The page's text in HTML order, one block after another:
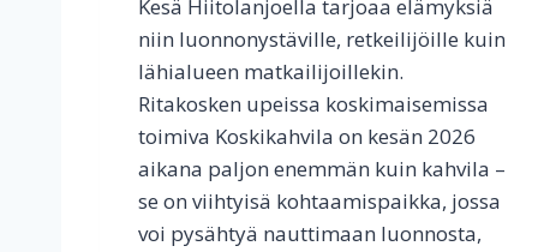
J
U
M
A
A
N
P
A
Kesä Hiitolanjoella tarjoaa elämyksiä
niin luonnonystäville, retkeilijöille kuin
lähialueen matkailijoillekin.
Ritakosken upeissa koskimaisemissa
toimiva Koskikahvila on kesän 2026
aikana paljon enemmän kuin kahvila –
se on viihtyisä kohtaamispaikka, jossa
voi pysähtyä nauttimaan luonnosta,